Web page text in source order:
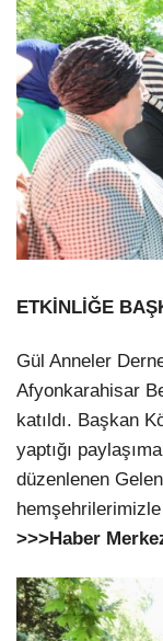
ETKİNLİĞE
Gül Anneler
Afyonkarahisar
katıldı. Başkan
yaptığı
düzenlenen
>>>Haber